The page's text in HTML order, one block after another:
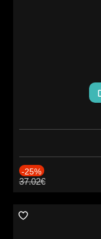
-25%
37.02€